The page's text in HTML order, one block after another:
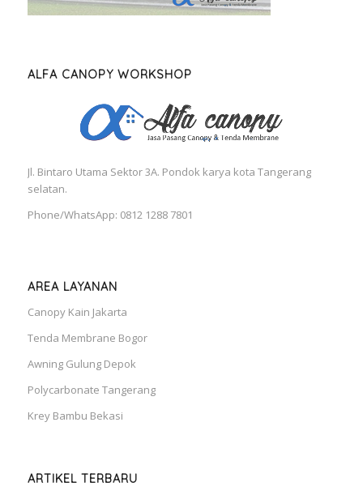
ALFA CANOPY WORKSHOP
Jl. Bintaro Utama Sektor 3A. Pondok karya kota Tangerang
selatan.
Phone/WhatsApp: 0812 1288 7801
AREA LAYANAN
Canopy Kain Jakarta
Tenda Membrane Bogor
Awning Gulung Depok
Polycarbonate Tangerang
Krey Bambu Bekasi
ARTIKEL TERBARU